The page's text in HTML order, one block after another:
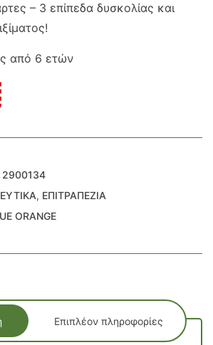
– 3 επίπεδα δυσκολίας και
από 6 ετών
2900134
, ΕΠΙΤΡΑΠΕΖΙΑ
ORANGE
Επιπλέον πληροφορίες